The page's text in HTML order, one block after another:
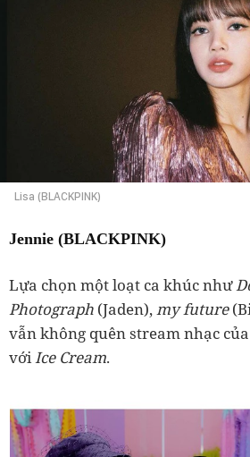
Lisa (BLACKPINK)
Jennie (BLACKPINK)
Lựa chọn một loạt ca khúc như
Photograph (Jaden), my future
vẫn không quên stream nhạc
với Ice Cream.